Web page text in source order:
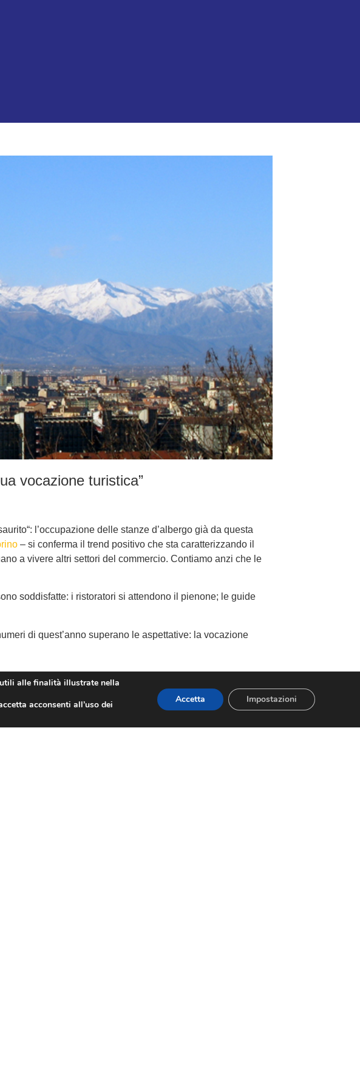
vocazione turistica”
l’occupazione delle stanze d’albergo già da questa
– si conferma il trend positivo che sta caratterizzando il
a vivere altri settori del commercio. Contiamo anzi che le
soddisfatte: i ristoratori si attendono il pienone; le guide
di quest’anno superano le aspettative: la vocazione
Alberghi occupati al 90%, soddisfatti ristoratori e guide
alle finalità illustrate nella
acconsenti all’uso dei
Accetta Impostazioni